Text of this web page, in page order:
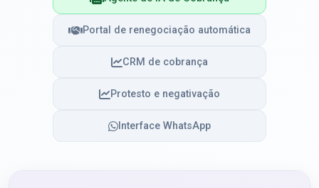
Portal de renegociação automática
CRM de cobrança
Protesto e negativação
Interface WhatsApp